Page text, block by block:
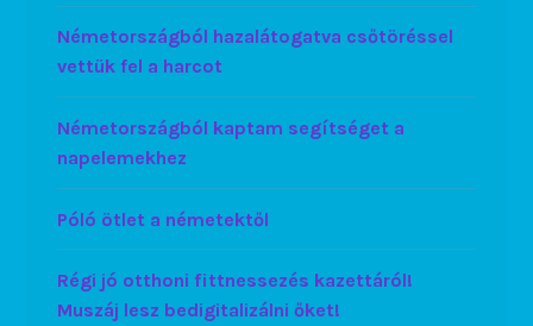
Németországból hazalátogatva csőtöréssel
vettük fel a harcot
Németországból kaptam segítséget a
napelemekhez
Póló ötlet a németektől
Régi jó otthoni fittnessezés kazettáról!
Muszáj lesz bedigitalizálni őket!